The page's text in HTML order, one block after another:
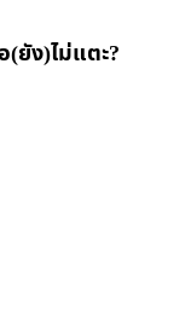
ยัง)ไม่แตะ?